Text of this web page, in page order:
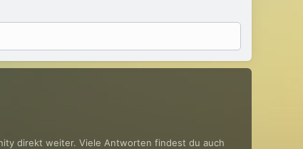
direkt weiter. Viele Antworten findest du auch